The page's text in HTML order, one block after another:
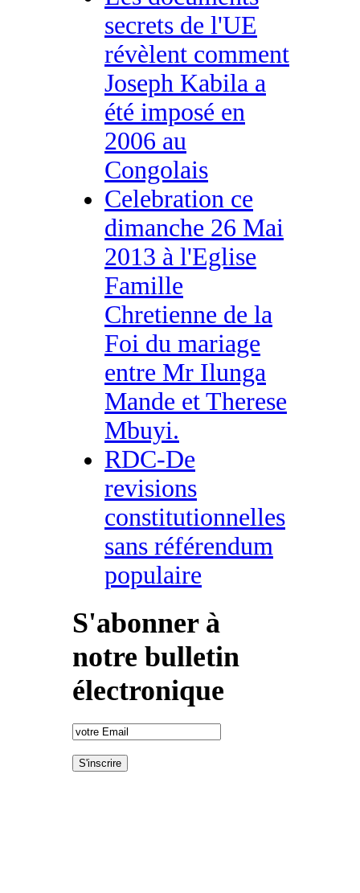
secrets de l'UE
révèlent comment
Joseph Kabila a
été imposé en
2006 au
Congolais
Celebration ce
dimanche 26 Mai
2013 à l'Eglise
Famille
Chretienne de la
Foi du mariage
entre Mr Ilunga
Mande et Therese
Mbuyi.
RDC-De
revisions
constitutionnelles
sans référendum
populaire
S'abonner à
notre bulletin
électronique